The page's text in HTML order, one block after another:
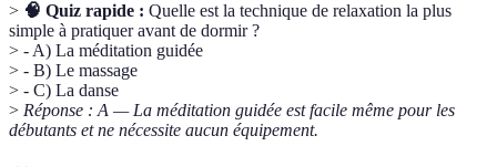
> 🧠 Quiz rapide : Quelle est la technique de relaxation la plus
simple à pratiquer avant de dormir ?
> - A) La méditation guidée
> - B) Le massage
> - C) La danse
> Réponse : A — La méditation guidée est facile même pour les
débutants et ne nécessite aucun équipement.